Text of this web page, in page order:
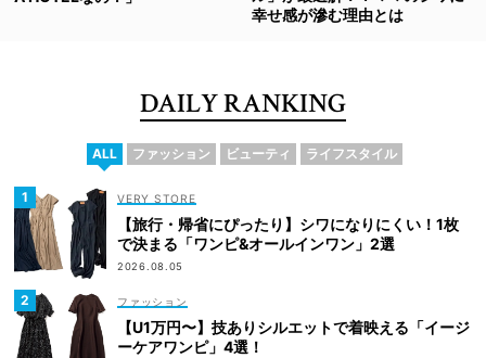
幸せ感が滲む理由とは
DAILY RANKING
ALL ファッション ビューティ ライフスタイル
VERY STORE
【旅行・帰省にぴったり】シワになりにくい！1枚
で決まる「ワンピ&オールインワン」2選
2026.08.05
ファッション
【U1万円〜】技ありシルエットで着映える「イージ
ーケアワンピ」4選！